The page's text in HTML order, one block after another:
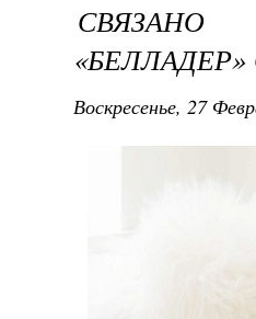
Воскресенье, 27